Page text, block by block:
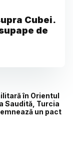
Cubei.
de
în Orientul
Saudită, Turcia
un pact